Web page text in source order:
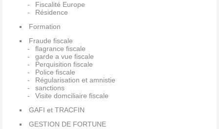
Fiscalité Europe
Résidence
Formation
Fraude fiscale
flagrance fiscale
garde a vue fiscale
Perquisition fiscale
Police fiscale
Régularisation et amnistie
sanctions
Visite domciliaire fiscale
GAFI et TRACFIN
GESTION DE FORTUNE